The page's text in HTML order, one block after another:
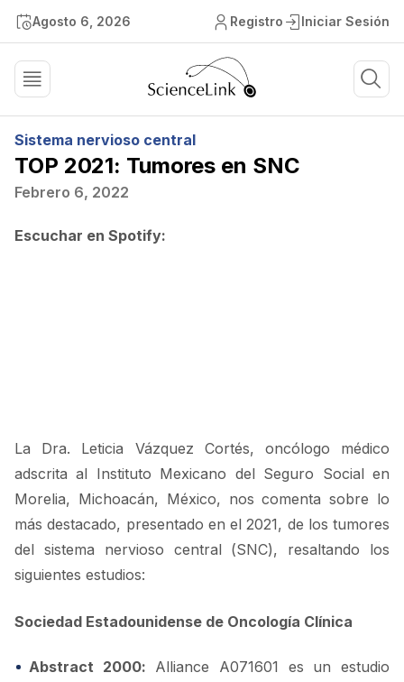
Agosto 6, 2026 Registro Iniciar Sesión
Sistema nervioso central
TOP 2021: Tumores en SNC
Febrero 6, 2022
Escuchar en Spotify:
La Dra. Leticia Vázquez Cortés, oncólogo médico
adscrita al Instituto Mexicano del Seguro Social en
Morelia, Michoacán, México, nos comenta sobre lo
más destacado, presentado en el 2021, de los tumores
del sistema nervioso central (SNC), resaltando los
siguientes estudios:
Sociedad Estadounidense de Oncología Clínica
Abstract 2000: Alliance A071601 es un estudio